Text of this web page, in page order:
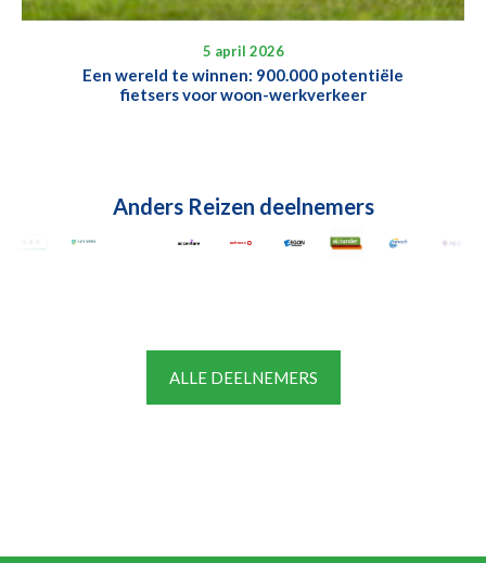
5 april 2026
Een wereld te winnen: 900.000 potentiële
fietsers voor woon-werkverkeer
Anders Reizen deelnemers
ALLE DEELNEMERS